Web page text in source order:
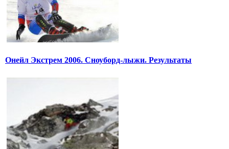
Онейл Экстрем 2006. Сноуборд-лыжи. Результаты